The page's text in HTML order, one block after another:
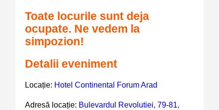
Toate locurile sunt deja
ocupate. Ne vedem la
simpozion!
Detalii eveniment
Locație: Hotel Continental Forum Arad
Adresă locație: Bulevardul Revolutiei, 79-81,